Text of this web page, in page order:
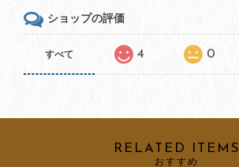
ショップの評価
すべて 4 0
RELATED ITEMS
おすすめ